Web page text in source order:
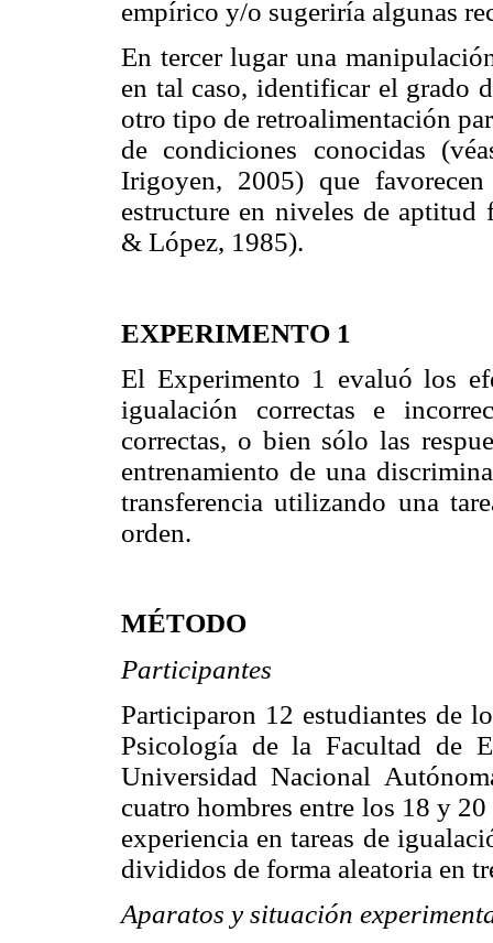
empírico y/o sugeriría algunas
En tercer lugar una
en tal caso, identificar el grado
otro tipo de retroalimentación
de condiciones conocidas
Irigoyen, 2005) que
estructure en niveles de
& López, 1985).
EXPERIMENTO 1
El Experimento 1 evaluó los
igualación correctas e
correctas, o bien sólo las
entrenamiento de una
transferencia utilizando una
orden.
MÉTODO
Participantes
Participaron 12 estudiantes de
Psicología de la Facultad de
Universidad Nacional
cuatro hombres entre los 18 y
experiencia en tareas de
divididos de forma aleatoria en
Aparatos y situación